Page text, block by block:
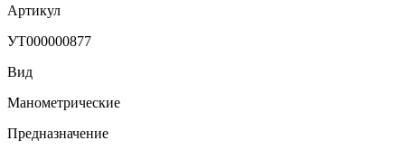
Артикул
УТ000000877
Вид
Манометрические
Предназначение